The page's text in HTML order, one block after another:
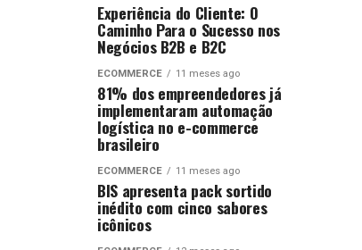
Experiência do Cliente: O
Caminho Para o Sucesso nos
Negócios B2B e B2C
ECOMMERCE 11 meses ago
81% dos empreendedores já
implementaram automação
logística no e-commerce
brasileiro
ECOMMERCE 11 meses ago
BIS apresenta pack sortido
inédito com cinco sabores
icônicos